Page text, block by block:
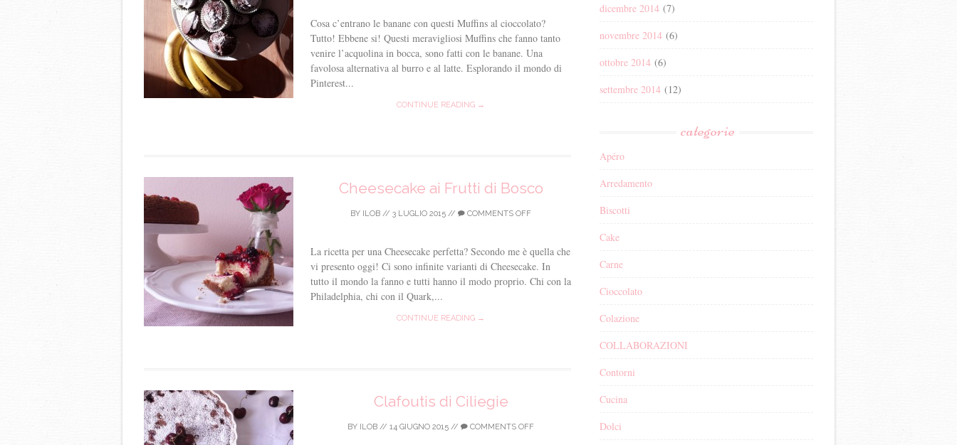
Cosa c’entrano le banane con questi Muffins al cioccolato?
Tutto! Ebbene si! Questi meravigliosi Muffins che fanno tanto
venire l’acquolina in bocca, sono fatti con le banane. Una
favolosa alternativa al burro e al latte. Esplorando il mondo di
Pinterest...
CONTINUE READING →
Cheesecake ai Frutti di Bosco
BY ILOB // 3 LUGLIO 2015 // COMMENTS OFF
La ricetta per una Cheesecake perfetta? Secondo me è quella che
vi presento oggi! Ci sono infinite varianti di Cheesecake. In
tutto il mondo la fanno e tutti hanno il modo proprio. Chi con la
Philadelphia, chi con il Quark,...
CONTINUE READING →
Clafoutis di Ciliegie
BY ILOB // 14 GIUGNO 2015 // COMMENTS OFF
dicembre 2014 (7)
novembre 2014 (6)
ottobre 2014 (6)
settembre 2014 (12)
categorie
Apéro
Arredamento
Biscotti
Cake
Carne
Cioccolato
Colazione
COLLABORAZIONI
Contorni
Cucina
Dolci